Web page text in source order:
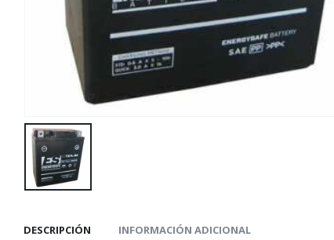
DESCRIPCIÓN INFORMACIÓN ADICIONAL